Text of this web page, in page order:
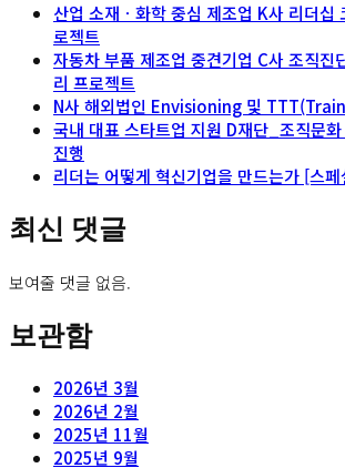
산업 소재ㆍ화학 중심 제조업 K사 리더십
로젝트
자동차 부품 제조업 중견기업 C사 조직
리 프로젝트
N사 해외법인 Envisioning 및
국내 대표 스타트업 지원 D재단_조직문
진행
리더는 어떻게 혁신기업을 만드는가 [스
최신 댓글
보여줄 댓글 없음.
보관함
2026년 3월
2026년 2월
2025년 11월
2025년 9월